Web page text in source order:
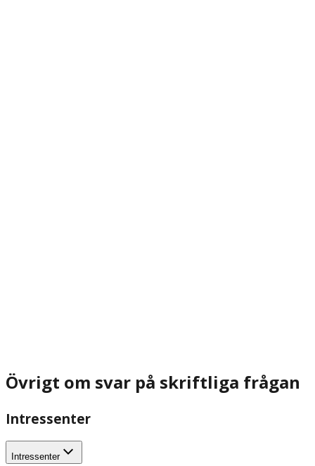
Övrigt om svar på skriftliga frågan
Intressenter
Intressenter